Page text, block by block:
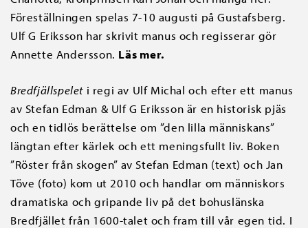
Föreställningen spelas 7-10 augusti på Gustafsberg.
Ulf G Eriksson har skrivit manus och regisserar gör
Annette Andersson. Läs mer.
Bredfjällspelet i regi av Ulf Michal och efter ett manus
av Stefan Edman & Ulf G Eriksson är en historisk pjäs
och en tidlös berättelse om ”den lilla människans”
längtan efter kärlek och ett meningsfullt liv. Boken
”Röster från skogen” av Stefan Edman (text) och Jan
Töve (foto) kom ut 2010 och handlar om människors
dramatiska och gripande liv på det bohuslänska
Bredfjället från 1600-talet och fram till vår egen tid. I